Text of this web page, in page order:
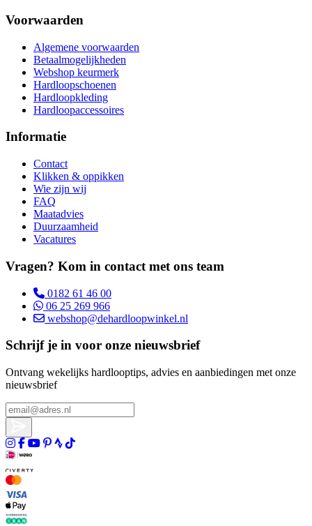
Voorwaarden
Algemene voorwaarden
Betaalmogelijkheden
Webshop keurmerk
Hardloopschoenen
Hardloopkleding
Hardloopaccessoires
Informatie
Contact
Klikken & oppikken
Wie zijn wij
FAQ
Maatadvies
Duurzaamheid
Vacatures
Vragen? Kom in contact met ons team
0182 61 46 00
06 25 269 966
webshop@dehardloopwinkel.nl
Schrijf je in voor onze nieuwsbrief
Ontvang wekelijks hardlooptips, advies en aanbiedingen met onze
nieuwsbrief